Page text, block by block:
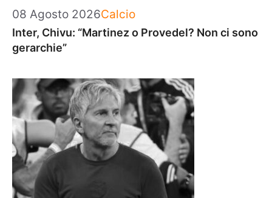
08 Agosto 2026Categorie
Calcio
Inter, Chivu: “Martinez o Provedel? Non ci sono
gerarchie”